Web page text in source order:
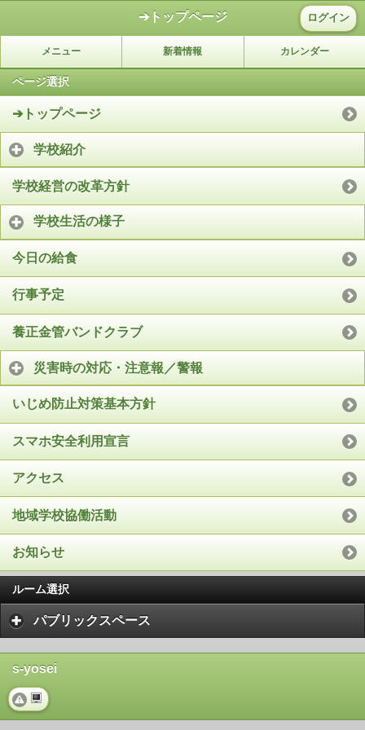
➔トップページ ログイン
メニュー 新着情報 カレンダー
ページ選択
➔トップページ
学校紹介
学校経営の改革方針
学校生活の様子
今日の給食
行事予定
養正金管バンドクラブ
災害時の対応・注意報／警報
いじめ防止対策基本方針
スマホ安全利用宣言
アクセス
地域学校協働活動
お知らせ
ルーム選択
パブリックスペース
s-yosei